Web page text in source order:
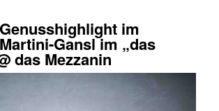
Genusshighlight im
Gansl im „das
das Mezzanin